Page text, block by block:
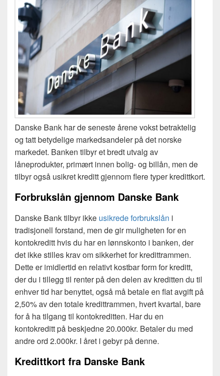
Danske Bank har de seneste årene vokst betraktelig
og tatt betydelige markedsandeler på det norske
markedet. Banken tilbyr et bredt utvalg av
låneprodukter, primært innen bolig- og billån, men de
tilbyr også usikret kreditt gjennom flere typer kredittkort.
Forbrukslån gjennom Danske Bank
Danske Bank tilbyr ikke usikrede forbrukslån i
tradisjonell forstand, men de gir muligheten for en
kontokreditt hvis du har en lønnskonto i banken, der
det ikke stilles krav om sikkerhet for kredittrammen.
Dette er imidlertid en relativt kostbar form for kreditt,
der du i tillegg til renter på den delen av kreditten du til
enhver tid har benyttet, også må betale en flat avgift på
2,50% av den totale kredittrammen, hvert kvartal, bare
for å ha tilgang til kontokreditten. Har du en
kontokreditt på beskjedne 20.000kr. Betaler du med
andre ord 2.000kr. I året i gebyr på denne.
Kredittkort fra Danske Bank